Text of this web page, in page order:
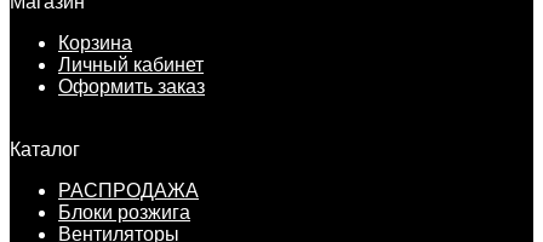
Корзина
Личный кабинет
Оформить заказ
Каталог
РАСПРОДАЖА
Блоки розжига
Вентиляторы